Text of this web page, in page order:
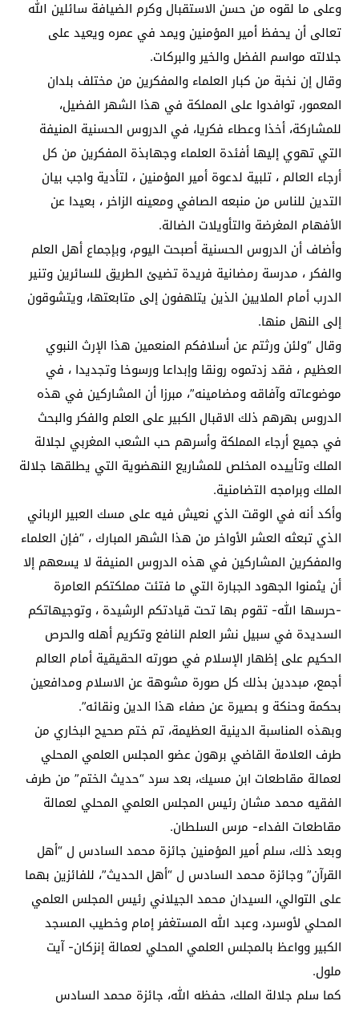
وعلى ما لقوه من حسن الاستقبال وكرم الضيافة سائلين الله
تعالى أن يحفظ أمير المؤمنين ويمد في عمره ويعيد على
جلالته مواسم الفضل والخير والبركات.
وقال إن نخبة من كبار العلماء والمفكرين من مختلف بلدان
المعمور، توافدوا على المملكة في هذا الشهر الفضيل،
للمشاركة، أخذا وعطاء فكريا، في الدروس الحسنية المنيفة
التي تهوي إليها أفئدة العلماء وجهابذة المفكرين من كل
أرجاء العالم ، تلبية لدعوة أمير المؤمنين ، لتأدية واجب بيان
التدين للناس من منبعه الصافي ومعينه الزاخر ، بعيدا عن
الأفهام المغرضة والتأويلات الضالة.
وأضاف أن الدروس الحسنية أصبحت اليوم، وبإجماع أهل العلم
والفكر ، مدرسة رمضانية فريدة تضيئ الطريق للسائرين وتنير
الدرب أمام الملايين الذين يتلهفون إلى متابعتها، ويتشوقون
إلى النهل منها.
وقال “ولئن ورثتم عن أسلافكم المنعمين هذا الإرث النبوي
العظيم ، فقد زدتموه رونقا وإبداعا ورسوخا وتجديدا ، في
موضوعاته وآفاقه ومضامينه”، مبرزا أن المشاركين في هذه
الدروس بهرهم ذلك الاقبال الكبير على العلم والفكر والبحث
في جميع أرجاء المملكة وأسرهم حب الشعب المغربي لجلالة
الملك وتأييده المخلص للمشاريع النهضوية التي يطلقها جلالة
الملك وبرامجه التضامنية.
وأكد أنه في الوقت الذي نعيش فيه على مسك العبير الرباني
الذي تبعثه العشر الأواخر من هذا الشهر المبارك ، “فإن العلماء
والمفكرين المشاركين في هذه الدروس المنيفة لا يسعهم إلا
أن يثمنوا الجهود الجبارة التي ما فتئت مملكتكم العامرة
-حرسها الله- تقوم بها تحت قيادتكم الرشيدة ، وتوجيهاتكم
السديدة في سبيل نشر العلم النافع وتكريم أهله والحرص
الحكيم على إظهار الإسلام في صورته الحقيقية أمام العالم
أجمع، مبددين بذلك كل صورة مشوهة عن الاسلام ومدافعين
بحكمة وحنكة و بصيرة عن صفاء هذا الدين ونقائه”.
وبهذه المناسبة الدينية العظيمة، تم ختم صحيح البخاري من
طرف العلامة القاضي برهون عضو المجلس العلمي المحلي
لعمالة مقاطعات ابن مسيك، بعد سرد “حديث الختم” من طرف
الفقيه محمد مشان رئيس المجلس العلمي المحلي لعمالة
مقاطعات الفداء- مرس السلطان.
وبعد ذلك، سلم أمير المؤمنين جائزة محمد السادس ل “أهل
القرآن” وجائزة محمد السادس ل “أهل الحديث”، للفائزين بهما
على التوالي، السيدان محمد الجيلاني رئيس المجلس العلمي
المحلي لأوسرد، وعبد الله المستغفر إمام وخطيب المسجد
الكبير وواعظ بالمجلس العلمي المحلي لعمالة إنزكان- آيت
ملول.
كما سلم جلالة الملك، حفظه الله، جائزة محمد السادس